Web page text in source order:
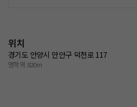
위치
경기도 안양시 만안구 덕천로 117
명학역 820m